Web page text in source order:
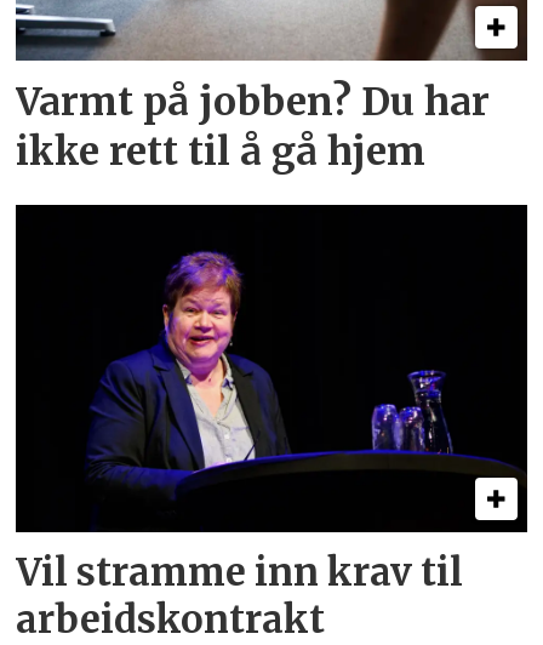
Varmt på jobben? Du har
ikke rett til å gå hjem
Vil stramme inn krav til
arbeids­kontrakt